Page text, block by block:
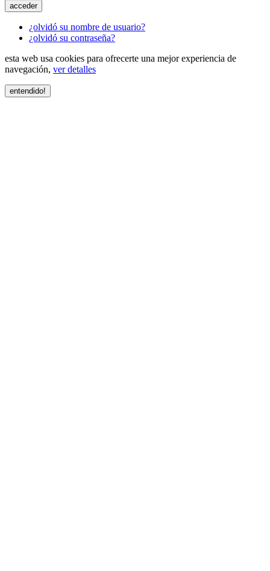
acceder
¿olvidó su nombre de usuario?
¿olvidó su contraseña?
esta web usa cookies para ofrecerte una mejor experiencia de
navegación, ver detalles
entendido!